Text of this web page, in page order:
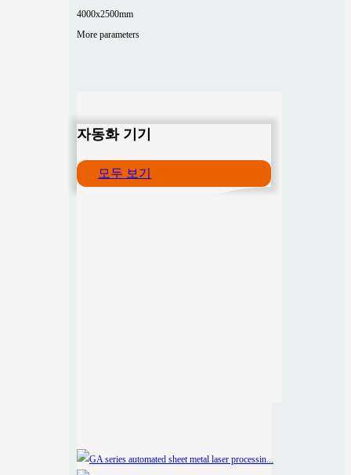
4000x2500mm
More parameters
자동화 기기
모두 보기